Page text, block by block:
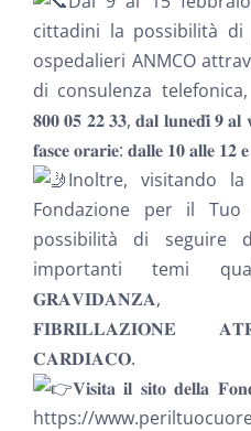
cittadini la possibilità
ospedalieri ANMCO
di consulenza
𝟖𝟎𝟎 𝟎𝟓 𝟐𝟐 𝟑𝟑, 𝐝𝐚𝐥 𝐥𝐮𝐧𝐞𝐝𝐢̀ 𝟗
𝐟𝐚𝐬𝐜𝐞 𝐨𝐫𝐚𝐫𝐢𝐞: 𝐝𝐚𝐥𝐥𝐞 𝟏𝟎 𝐚𝐥𝐥𝐞 𝟏𝟐
Inoltre, visitando
Fondazione per il Tuo
possibilità di seguire
importanti temi
𝐆𝐑𝐀𝐕𝐈𝐃𝐀𝐍𝐙𝐀,
𝐅𝐈𝐁𝐑𝐈𝐋𝐋𝐀𝐙𝐈𝐎𝐍𝐄
𝐂𝐀𝐑𝐃𝐈𝐀𝐂𝐎.
𝐕𝐢𝐬𝐢𝐭𝐚 𝐢𝐥 𝐬𝐢𝐭𝐨 𝐝𝐞𝐥𝐥𝐚
https://